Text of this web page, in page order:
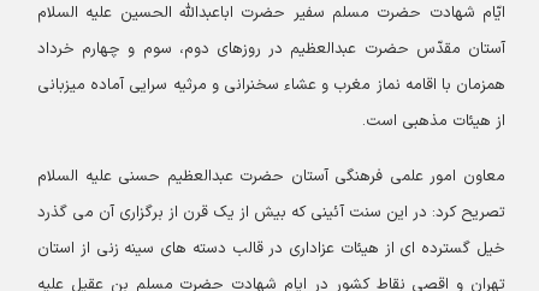
ایّام شهادت حضرت مسلم سفیر حضرت اباعبدالله الحسین علیه السلام
آستان مقدّس حضرت عبدالعظیم در روزهای دوم، سوم و چهارم خرداد
همزمان با اقامه نماز مغرب و عشاء سخنرانی و مرثیه سرایی آماده میزبانی
از هیئات مذهبی است.
معاون امور علمی فرهنگی آستان حضرت عبدالعظیم حسنی علیه السلام
تصریح کرد: در این سنت آئینی که بیش از یک قرن از برگزاری آن می گذرد
خیل گسترده ای از هیئات عزاداری در قالب دسته های سینه زنی از استان
تهران و اقصی نقاط کشور در ایام شهادت حضرت مسلم بن عقیل علیه